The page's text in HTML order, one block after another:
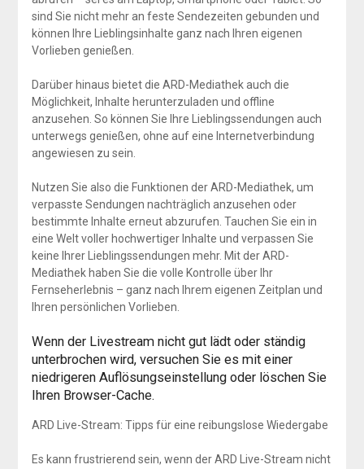
sind Sie nicht mehr an feste Sendezeiten gebunden und
können Ihre Lieblingsinhalte ganz nach Ihren eigenen
Vorlieben genießen.
Darüber hinaus bietet die ARD-Mediathek auch die
Möglichkeit, Inhalte herunterzuladen und offline
anzusehen. So können Sie Ihre Lieblingssendungen auch
unterwegs genießen, ohne auf eine Internetverbindung
angewiesen zu sein.
Nutzen Sie also die Funktionen der ARD-Mediathek, um
verpasste Sendungen nachträglich anzusehen oder
bestimmte Inhalte erneut abzurufen. Tauchen Sie ein in
eine Welt voller hochwertiger Inhalte und verpassen Sie
keine Ihrer Lieblingssendungen mehr. Mit der ARD-
Mediathek haben Sie die volle Kontrolle über Ihr
Fernseherlebnis – ganz nach Ihrem eigenen Zeitplan und
Ihren persönlichen Vorlieben.
Wenn der Livestream nicht gut lädt oder ständig
unterbrochen wird, versuchen Sie es mit einer
niedrigeren Auflösungseinstellung oder löschen Sie
Ihren Browser-Cache.
ARD Live-Stream: Tipps für eine reibungslose Wiedergabe
Es kann frustrierend sein, wenn der ARD Live-Stream nicht